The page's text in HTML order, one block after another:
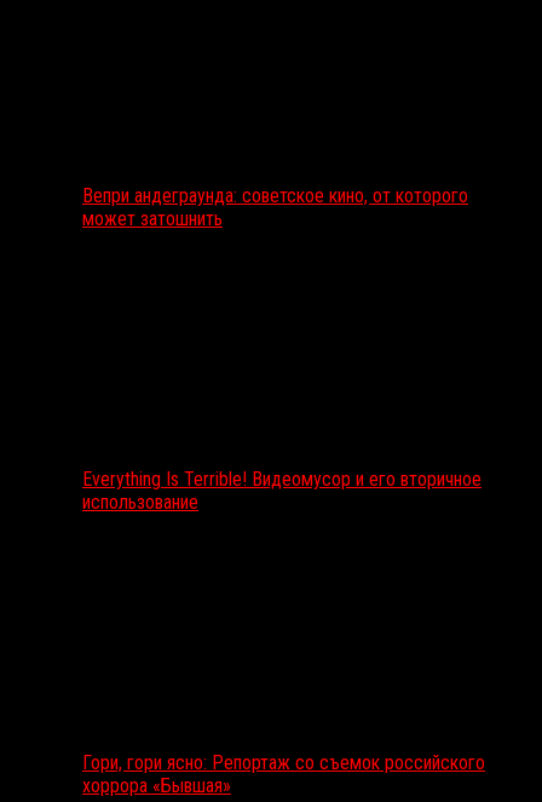
Вепри андеграунда: советское кино, от которого
может затошнить
Everything Is Terrible! Видеомусор и его вторичное
использование
Гори, гори ясно: Репортаж со съемок российского
хоррора «Бывшая»